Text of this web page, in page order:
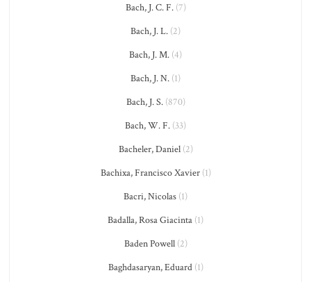
Bach, J. C. F.(7)
Bach, J. L. (2)
Bach, J. M. (4)
Bach, J. N. (1)
Bach, J. S.(870)
Bach, W. F. (33)
Bacheler, Daniel(2)
Bachixa, Francisco Xavier(1)
Bacri, Nicolas (1)
Badalla, Rosa Giacinta (1)
Baden Powell(2)
Baghdasaryan, Eduard(1)